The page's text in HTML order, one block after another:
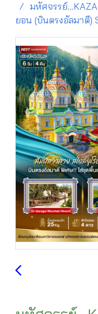
มหัศจรรย์
ยอน (บินตรงอัลมาตี)